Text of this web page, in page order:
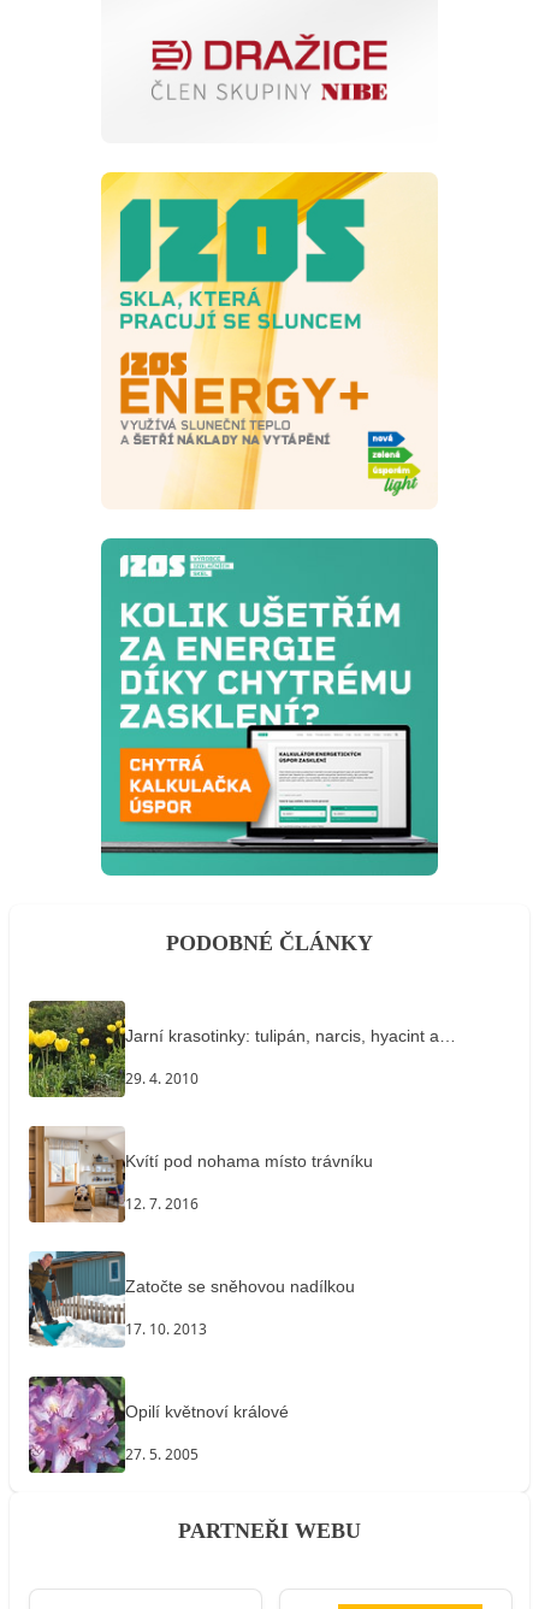
PODOBNÉ ČLÁNKY
Jarní krasotinky: tulipán, narcis, hyacint a…
29. 4. 2010
Kvítí pod nohama místo trávníku
12. 7. 2016
Zatočte se sněhovou nadílkou
17. 10. 2013
Opilí květnoví králové
27. 5. 2005
PARTNEŘI WEBU